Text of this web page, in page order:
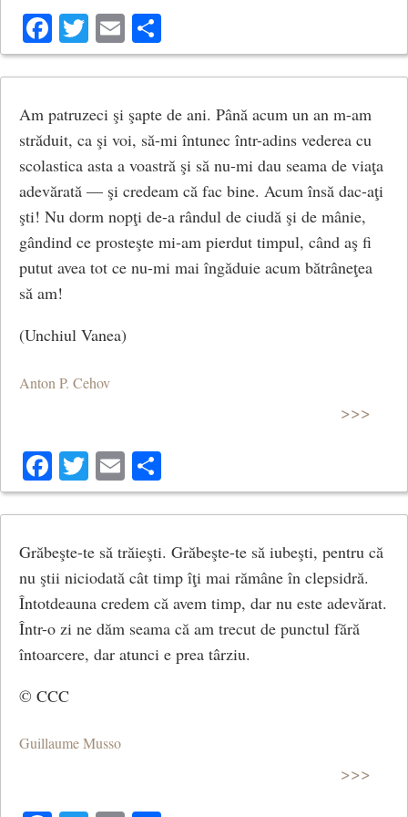
că universul este foarte vechi, dar că nu este complet
clar de unde a venit sau când a început. Hindușii cred
că există multe universuri care plutesc în spațiu, dar
lumea.
Hindușii au credințe importante despre univers și
despre cum funcționează acesta. Ei cred că timpul trece
într-un
ciclu
și că este distrus și recreat continuu.
Fiecare ciclu de timp este cunoscut ca o yuga (epocă).
Ciclul celor patru epoci
perioadă de timp este una lungă. Fiecare ciclu se
fiecare dintre ele durând o perioadă diferită de timp. La
sfârșitul fiecărei yuga, timpul este distrus și apoi începe
fierului, iar atunci când se va încheia, va începe o nouă
epocă a aurului.
Yuga de Argint, Lungime 1.296.000 de ani
Yuga de Cupru sau de Bronz, Lungime 864.000 de ani
Yuga de Fier, Lungime 432.000 de ani
Credințele despre materie
Hindușii cred că lumea este alcătuită din două lucruri:
spirit și materie care sunt realități diferite. Spiritul este
Facebook
Twitter
Email
Am patruzeci şi şapte de ani. Până acum un an m-am
străduit, ca şi voi, să-mi întunec într-adins vederea cu
scolastica asta a voastră şi să nu-mi dau seama de viaţa
adevărată — şi credeam că fac bine. Acum însă dac-aţi
şti! Nu dorm nopţi de-a rândul de ciudă şi de mânie,
gândind ce prosteşte mi-am pierdut timpul, când aş fi
putut avea tot ce nu-mi mai îngăduie acum bătrâneţea
să am!
(Unchiul Vanea)
Anton P. Cehov
>>>
Facebook
Twitter
Email
Grăbeşte-te să trăieşti. Grăbeşte-te să iubeşti, pentru că
nu ştii niciodată cât timp îţi mai rămâne în clepsidră.
Întotdeauna credem că avem timp, dar nu este adevărat.
Într-o zi ne dăm seama că am trecut de punctul fără
întoarcere, dar atunci e prea târziu.
© CCC
Guillaume Musso
>>>